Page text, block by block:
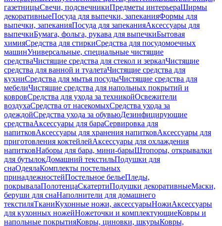
газетницыСвечи, подсвечникиПредметы интерьераШирмы
декоративныеПосуда для выпечки, запеканияФормы для
выпечки, запеканияПосуда для запеканияАксессуары для
выпечкиБумага, фольга, рукава для выпечкиБытовая
химияСредства для стиркиСредства для посудомоечных
машинУниверсальные, специальные чистящие
средстваЧистящие средства для стекол и зеркалЧистящие
средства для ванной и туалетаЧистящие средства для
кухниСредства для мытья посудыЧистящие средства для
мебелиЧистящие средства для напольных покрытий и
ковровСредства для ухода за техникойОсвежители
воздухаСредства от насекомыхСредства ухода за
одеждойСредства ухода за обувьюДезинфицирующие
средстваАксессуары для бараСервировка для
напитковАксессуары для хранения напитковАксессуары для
приготовления коктейлейАксессуары для охлаждения
напитковНаборы для бара, мини-барыШтопоры, открывалки
для бутылокДомашний текстильПодушки для
снаОдеялаКомплекты постельных
принадлежностейПостельное бельеПледы,
покрывалаПолотенцаСкатертиПодушки декоративныеМаски,
беруши для снаНаполнители для домашнего
текстиляТканиКухонные ножи, аксессуарыНожиАксессуары
для кухонных ножейНожеточки и комплектующиеКовры и
напольные покрытияКовры, циновки, шкурыКовры,